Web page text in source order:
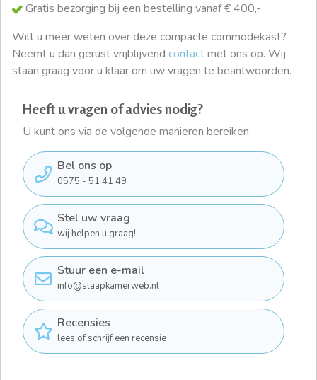
Gratis bezorging bij een bestelling vanaf € 400,-
Wilt u meer weten over deze compacte commodekast?
Neemt u dan gerust vrijblijvend contactmet ons op. Wij
staan graag voor u klaar om uw vragen te beantwoorden.
Heeft u vragen of advies nodig?
U kunt ons via de volgende manieren bereiken:
Bel ons op
0575 - 51 41 49
Stel uw vraag
wij helpen u graag!
Stuur een e-mail
info@slaapkamerweb.nl
Recensies
lees of schrijf een recensie